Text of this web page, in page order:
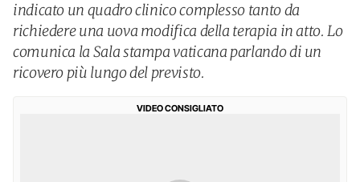
indicato un quadro clinico complesso tanto da
richiedere una uova modifica della terapia in atto. Lo
comunica la Sala stampa vaticana parlando di un
ricovero più lungo del previsto.
VIDEO CONSIGLIATO